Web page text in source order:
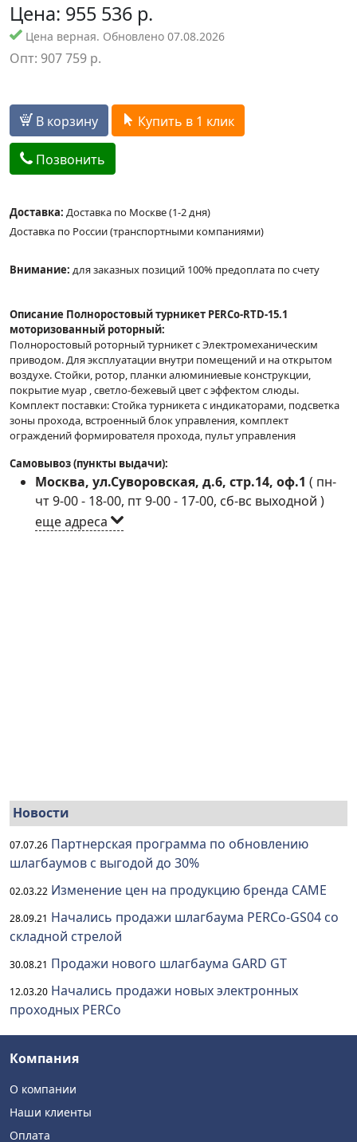
Цена: 955 536 р.
Цена верная. Обновлено 07.08.2026
Опт: 907 759 р.
В корзину Купить в 1 клик
Позвонить
Доставка: Доставка по Москве (1-2 дня)
Доставка по России (транспортными компаниями)
Внимание: для заказных позиций 100% предоплата по счету
Описание Полноростовый турникет PERCo-RTD-15.1
моторизованный роторный:
Полноростовый роторный турникет с Электромеханическим
приводом. Для эксплуатации внутри помещений и на открытом
воздухе. Стойки, ротор, планки алюминиевые конструкции,
покрытие муар , светло-бежевый цвет с эффектом слюды.
Комплект поставки: Стойка турникета с индикаторами, подсветка
зоны прохода, встроенный блок управления, комплект
ограждений формирователя прохода, пульт управления
Самовывоз (пункты выдачи):
Москва, ул.Суворовская, д.6, стр.14, оф.1 ( пн-
чт 9-00 - 18-00, пт 9-00 - 17-00, сб-вс выходной )
еще адреса
Новости
07.07.26 Партнерская программа по обновлению
шлагбаумов с выгодой до 30%
02.03.22 Изменение цен на продукцию бренда CAME
28.09.21 Начались продажи шлагбаума PERCo-GS04 со
складной стрелой
30.08.21 Продажи нового шлагбаума GARD GT
12.03.20 Начались продажи новых электронных
проходных PERCo
Компания
О компании
Наши клиенты
Оплата